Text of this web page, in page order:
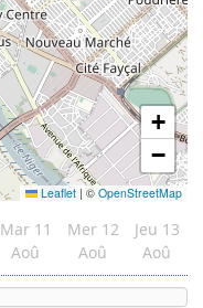
+
−
Leaflet | © OpenStreetMap
Mar 11
Aoû
Mer 12
Aoû
Jeu 13
Aoû